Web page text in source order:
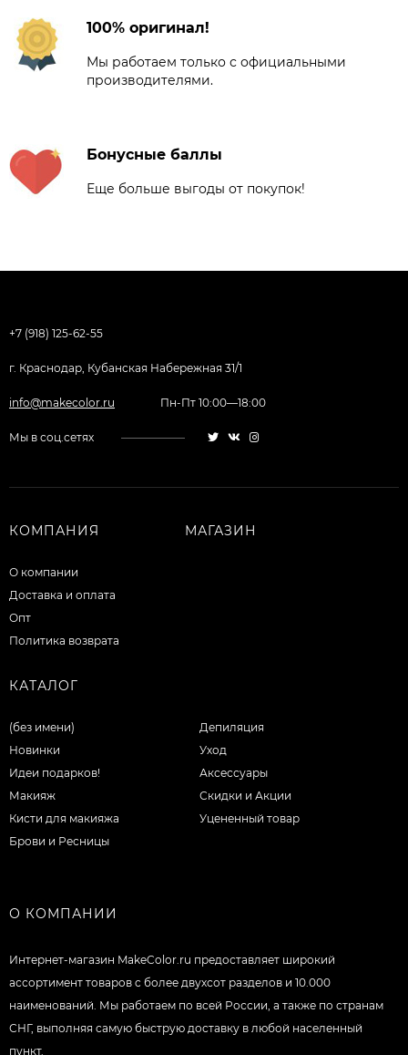
100% оригинал!
Мы работаем только с официальными
производителями.
Бонусные баллы
Еще больше выгоды от покупок!
+7 (918) 125-62-55
г. Краснодар, Кубанская Набережная 31/1
info@makecolor.ru Пн-Пт 10:00—18:00
Мы в соц.сетях
КОМПАНИЯ
О компании
Доставка и оплата
Опт
Политика возврата
МАГАЗИН
КАТАЛОГ
(без имени)
Новинки
Идеи подарков!
Макияж
Кисти для макияжа
Брови и Ресницы
Депиляция
Уход
Аксессуары
Скидки и Акции
Уцененный товар
О КОМПАНИИ
Интернет-магазин MakeColor.ru предоставляет широкий
ассортимент товаров c более двухсот разделов и 10.000
наименований. Мы работаем по всей России, а также по странам
СНГ, выполняя самую быструю доставку в любой населенный
пункт.